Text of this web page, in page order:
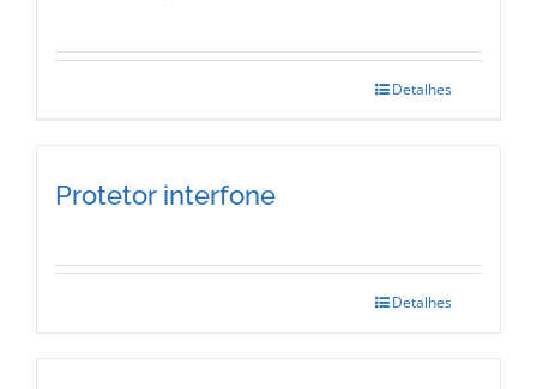
Detalhes
Protetor interfone
Detalhes